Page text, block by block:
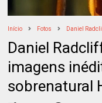
Início Fotos Daniel
Daniel
imagens
sobrenatural